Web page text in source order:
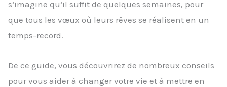
s’imagine qu’il suffit de quelques semaines, pour
que tous les vœux où leurs rêves se réalisent en un
temps-record.
De ce guide, vous découvrirez de nombreux conseils
pour vous aider à changer votre vie et à mettre en